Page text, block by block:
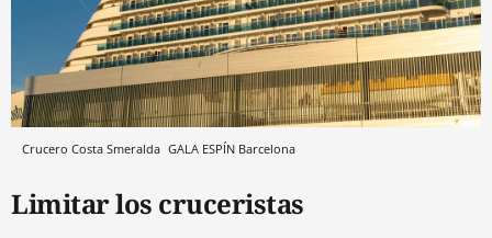
Crucero Costa Smeralda GALA ESPÍN Barcelona
Limitar los cruceristas